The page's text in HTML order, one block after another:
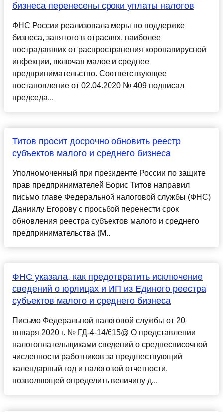
бизнеса перенесены сроки уплаты налогов
ФНС России реализовала меры по поддержке
бизнеса, занятого в отраслях, наиболее
пострадавших от распространения коронавирусной
инфекции, включая малое и среднее
предпринимательство. Соответствующее
постановление от 02.04.2020 № 409 подписал
председа...
Титов просит досрочно обновить реестр
субъектов малого и среднего бизнеса
Уполномоченный при президенте России по защите
прав предпринимателей Борис Титов направил
письмо главе Федеральной налоговой службы (ФНС)
Даниилу Егорову с просьбой перенести срок
обновления реестра субъектов малого и среднего
предпринимательства (М...
ФНС указала, как предотвратить исключение
сведений о юрлицах и ИП из Единого реестра
субъектов малого и среднего бизнеса
Письмо Федеральной налоговой службы от 20
января 2020 г. № ГД-4-14/615@ О представлении
налогоплательщиками сведений о среднесписочной
численности работников за предшествующий
календарный год и налоговой отчетности,
позволяющей определить величину д...